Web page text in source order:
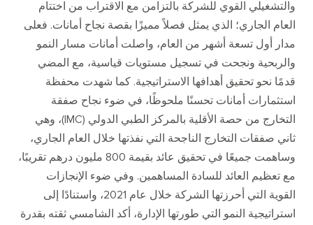
والتشغيلي القوي للشركة بالتزامن مع الاقتراب من اختتام
العام الجاري؛ الذي يمثل فصلاً مميزًا بقصة نجاح أمانات. فعلى
مدار أول تسعة أشهر من العام، واصلت أمانات مسار النمو
والربحية ونجحت في تسجيل مستويات قياسية، مع المضي
قدمًا نحو تحقيق أهدافها الاستراتيجية. كما شهدت محفظة
استثمارات أمانات تحسنًا ملحوظًا، في ضوء نجاح صفقة
التخارج من حصة الأقلية بالمركز الطبي الدولي (IMC)
، وهي
ثاني صفقات التخارج الناجحة التي نفذتها خلال العام الجاري،
وساهمت جميعًا في تحقيق عائد بقيمة 800 مليون درهم تقريبًا،
مع تعظيم العائد للسادة المساهمين. وفي ضوء الإنجازات
القوية التي أحرزتها الشركة خلال عام 2021، واستنادًا إلى
استراتيجية النمو التي طورتها الإدارة، أكد الشامسي ثقته بقدرة